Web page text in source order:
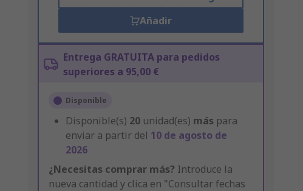
Añadir
Entrega GRATUITA para pedidos
superiores a 95,00 €
Disponible
Disponible(s) 20 unidad(es) más para
enviar a partir del 10 de agosto de
2026
¿Necesitas comprar más? Introduce la
nueva cantidad y clica en "Consultar fechas